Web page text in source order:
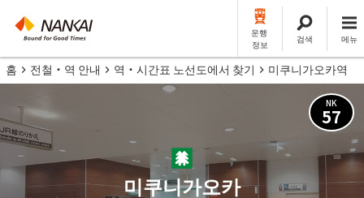
운행
정보
검색 메뉴
홈 전철・역 안내 역・시간표 노선도에서 찾기 미쿠니가오카역
NK
57
미쿠니가오카